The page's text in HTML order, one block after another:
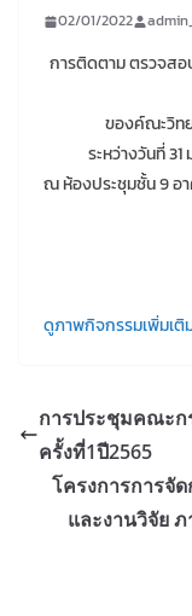
02/01/2022
การติดตาม ตรวจสอ
ของค์ณะวิท
ระหว่างวันที่
ณ ห้องประชุมชั้น 9 อ
ดูภาพกิจกรรมเพิ่มเติ
การประชุมคณะก
ครั้งที่1ปี2565
โครงการการจั
และงานวิจัย